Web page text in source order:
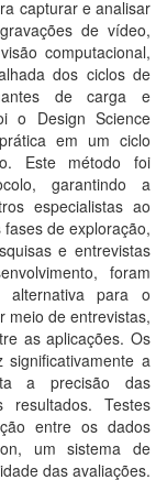
capturar e analisar
de vídeo,
computacional,
dos ciclos de
de carga e
o Design Science
em um ciclo
Este método foi
garantindo a
especialistas ao
de exploração,
e entrevistas
foram
alternativa para o
meio de entrevistas,
as aplicações. Os
a
a precisão das
Testes
entre os dados
um sistema de
das avaliações.